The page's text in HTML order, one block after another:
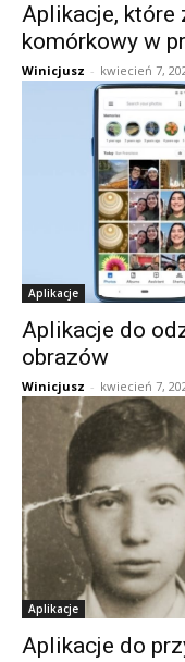
Aplikacje,
komórkowy w
Winicjusz - kwiecień 7,
Aplikacje
Aplikacje do
obrazów
Winicjusz - kwiecień 7,
Aplikacje
Aplikacje do